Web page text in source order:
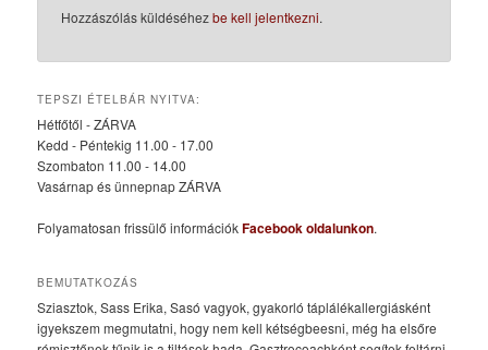
Hozzászólás küldéséhezbe kell jelentkezni.
TEPSZI ÉTELBÁR NYITVA:
Hétfőtől - ZÁRVA
Kedd - Péntekig 11.00 - 17.00
Szombaton 11.00 - 14.00
Vasárnap és ünnepnap ZÁRVA
Folyamatosan frissülő információkFacebook oldalunkon.
BEMUTATKOZÁS
Sziasztok, Sass Erika, Sasó vagyok, gyakorló táplálékallergiásként
igyekszem megmutatni, hogy nem kell kétségbeesni, még ha elsőre